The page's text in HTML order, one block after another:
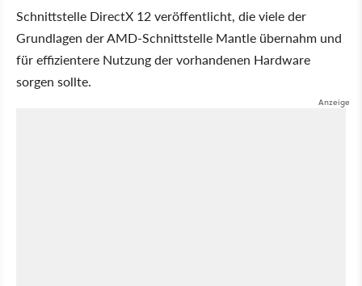
Schnittstelle DirectX 12 veröffentlicht, die viele der
Grundlagen der AMD-Schnittstelle Mantle übernahm und
für effizientere Nutzung der vorhandenen Hardware
sorgen sollte.